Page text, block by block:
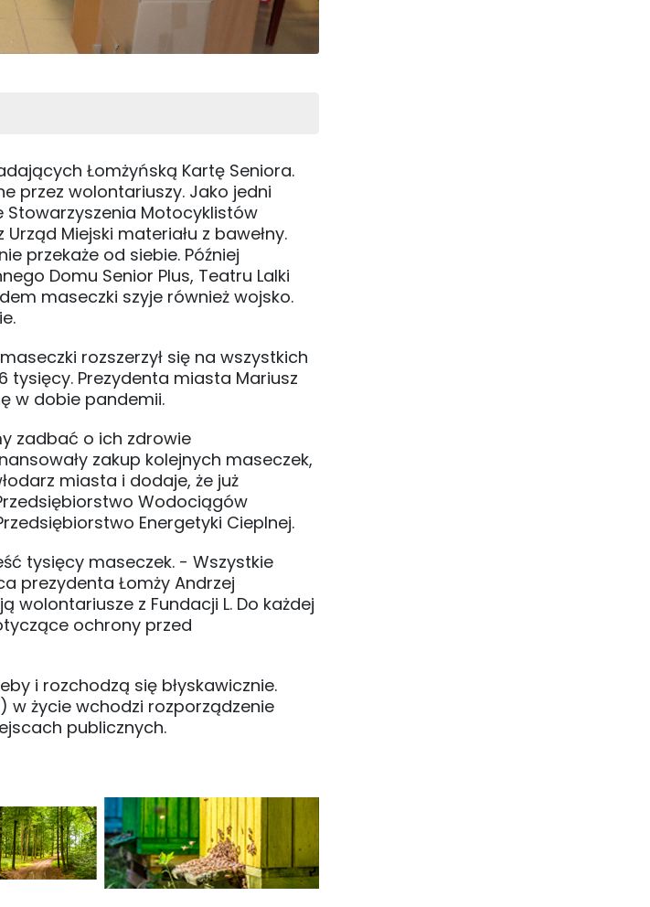
Łomżyńską Kartę Seniora.
przez wolontariuszy. Jako jedni
Stowarzyszenia Motocyklistów
Miejski materiału z bawełny.
przekaże od siebie. Później
Domu Senior Plus, Teatru Lalki
maseczki szyje również wojsko.
rozszerzył się na wszystkich
tysięcy. Prezydenta miasta Mariusz
w dobie pandemii.
zadbać o ich zdrowie
zakup kolejnych maseczek,
miasta i dodaje, że już
Wodociągów
Energetyki Cieplnej.
tysięcy maseczek. - Wszystkie
prezydenta Łomży Andrzej
z Fundacji L. Do każdej
ochrony przed
i rozchodzą się błyskawicznie.
w życie wchodzi rozporządzenie
publicznych.